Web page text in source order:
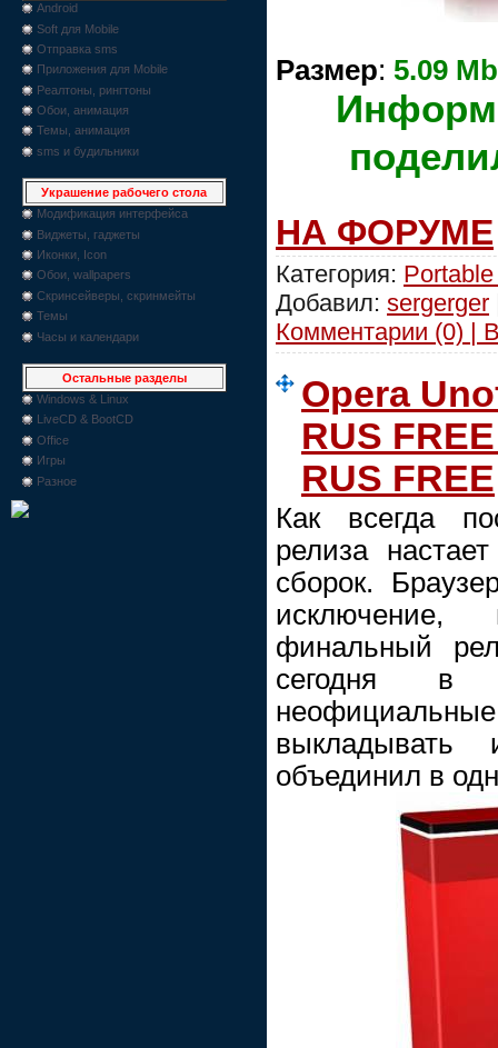
Android
Soft для Mobile
Отправка sms
Приложения для Mobile
Реалтоны, рингтоны
Обои, анимация
Темы, анимация
sms и будильники
Украшение рабочего стола
Модификация интерфейса
Виджеты, гаджеты
Иконки, Icon
Обои, wallpapers
Скринсейверы, скринмейты
Темы
Часы и календари
Остальные разделы
Windows & Linux
LiveCD & BootCD
Office
Игры
Разное
Размер: 5.09 Mb
НА ФОРУМЕ
Категория:
Добавил: sergerger
Комментарии (0) |
Opera
RUS
RUS FREE
Как всегда
релиза
сборок.
финальный
сегодня в
объединил в